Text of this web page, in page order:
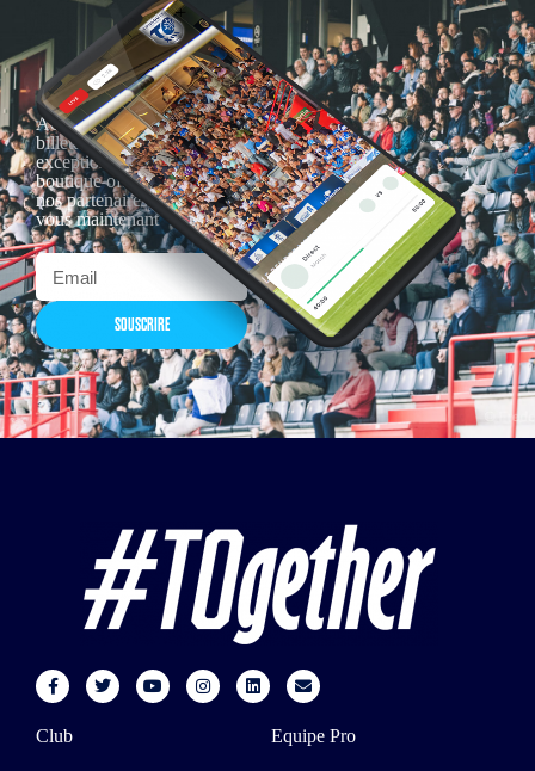
Actualités, nouveautés,
billetterie, remises
exceptionnelles dans la
boutique officielles & chez
nos partenaires… Inscrivez-
vous maintenant
SOUSCRIRE
Club Equipe Pro